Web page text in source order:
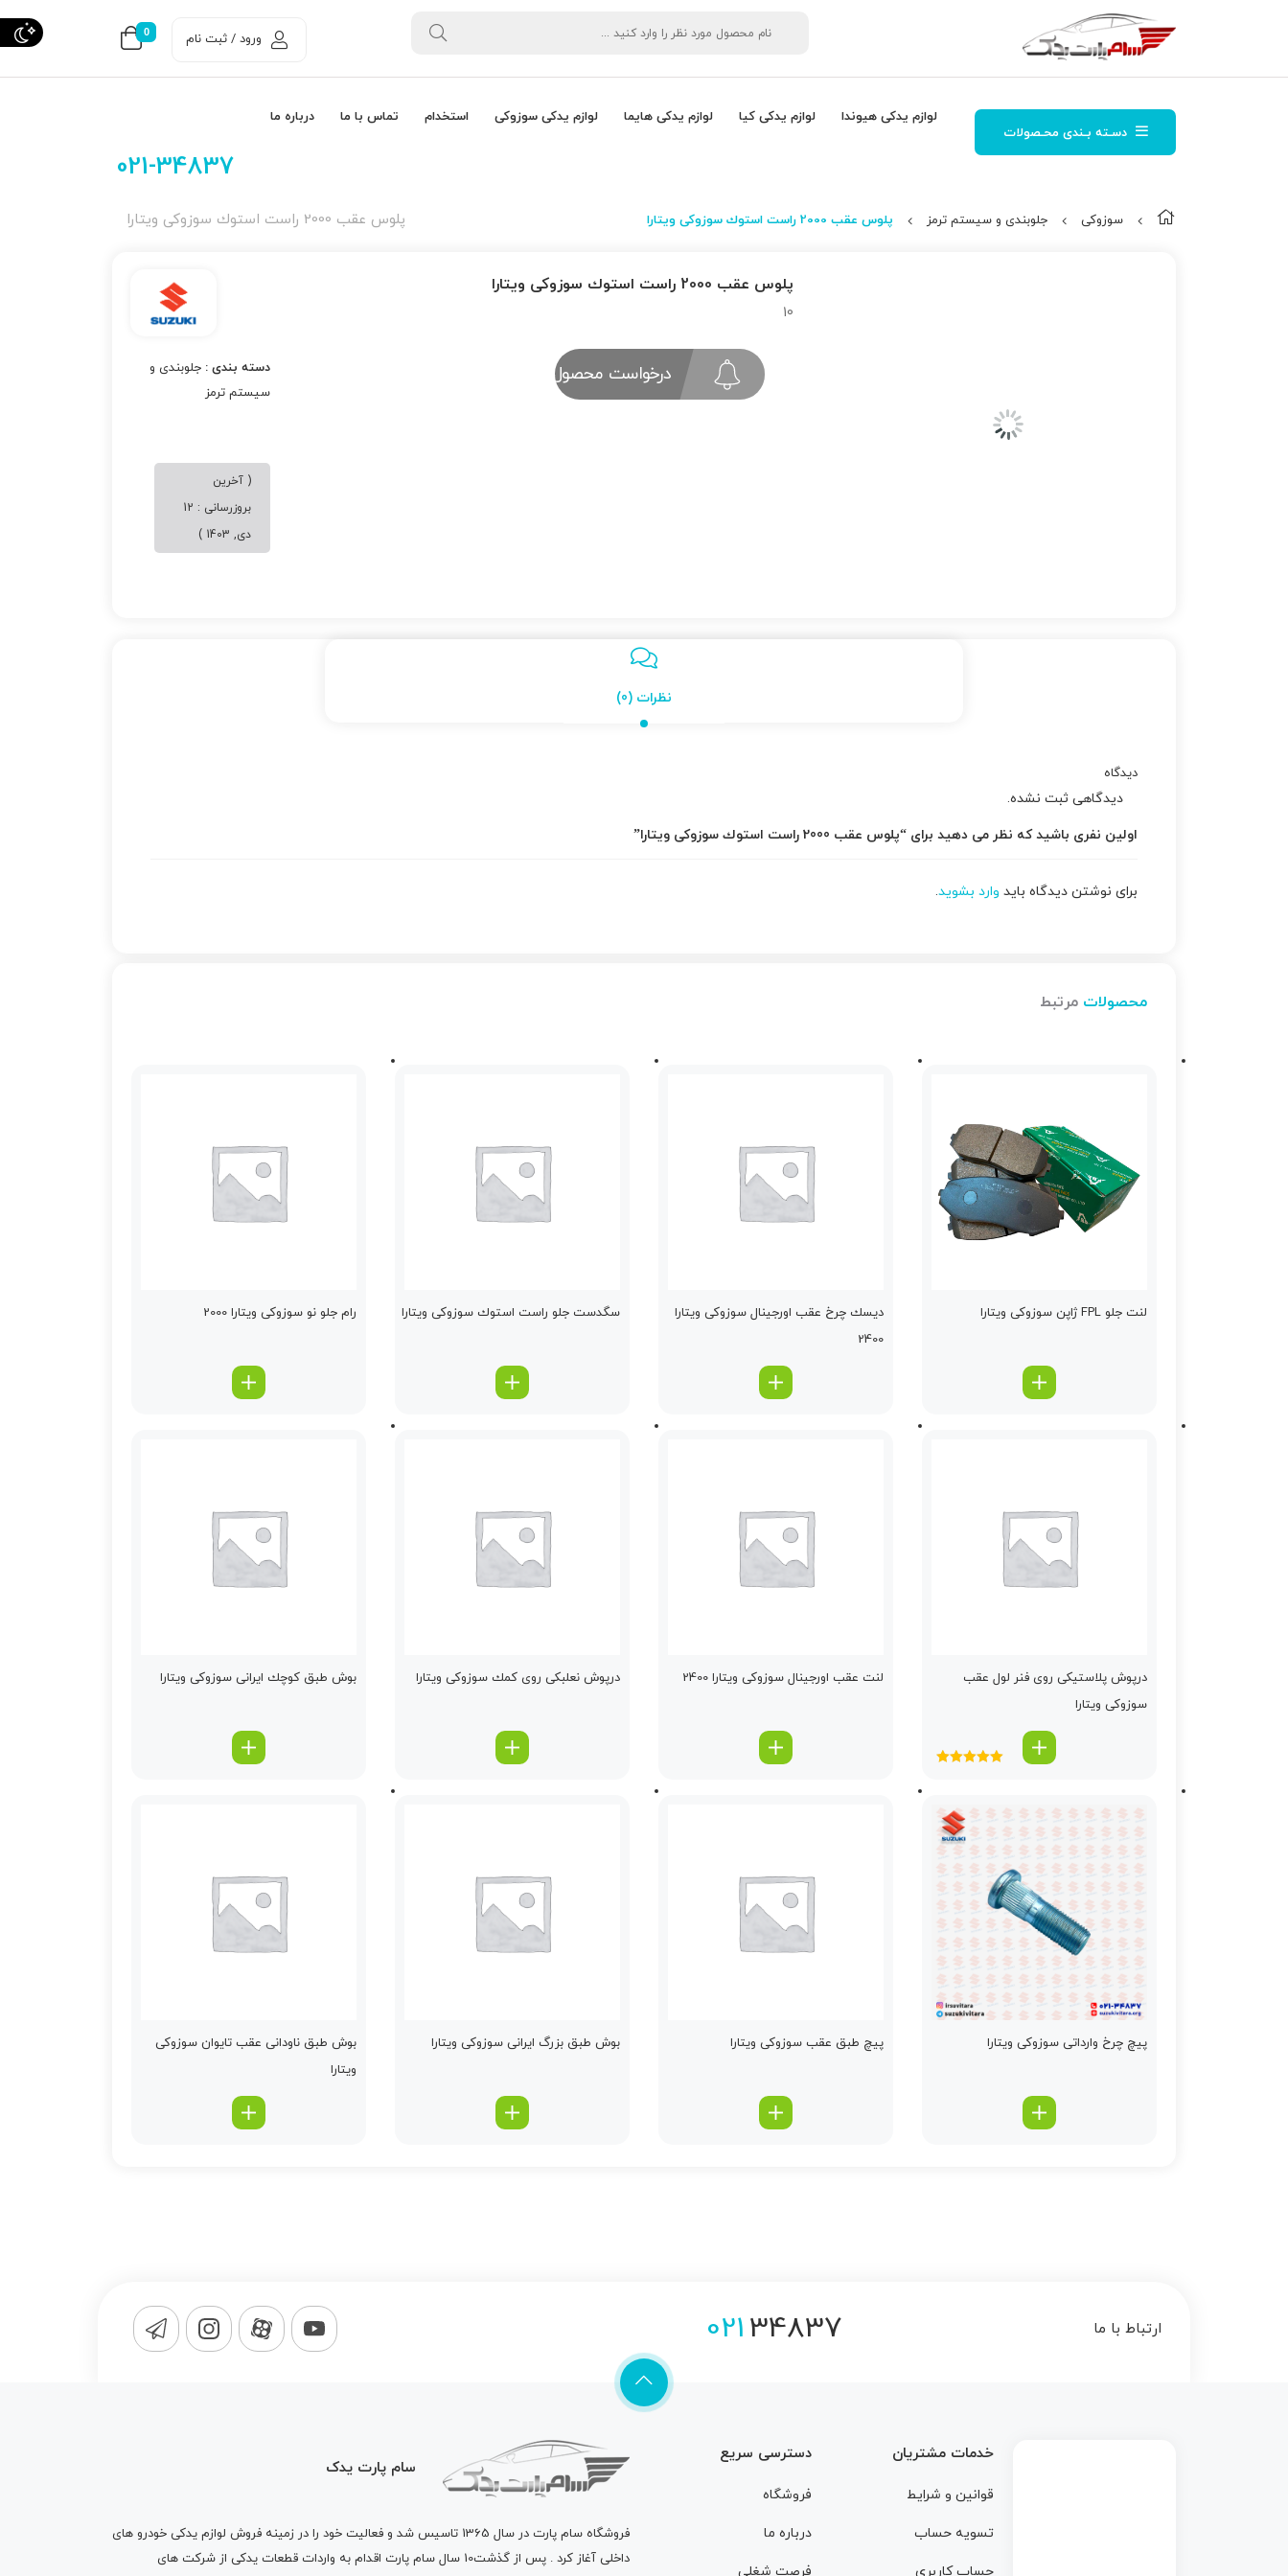
0 ورود / ثبت نام
دسـته بـندی محـصولات
لوازم یدکی هیوندا لوازم یدکی کیا لوازم یدکی هایما لوازم یدکی سوزوکی استخدام تماس با ما درباره ما
021-34837
پلوس عقب 2000 راست استوك سوزوکی ویتارا سوزوکی جلوبندی و سیستم ترمز پلوس عقب 2000 راست استوك سوزوکی ویتارا
پلوس عقب 2000 راست استوك سوزوکی ویتارا
10
درخواست محصول دسته بندی :جلوبندی و
سیستم ترمز
( آخرین
بروزرسانی : 12
دی, 1403 )
نظرات (0)
دیدگاه
دیدگاهی ثبت نشده.
اولین نفری باشید که نظر می دهید برای “پلوس عقب 2000 راست استوك سوزوکی ویتارا”
برای نوشتن دیدگاه باید وارد بشوید.
محصولات مرتبط
لنت جلو FPL ژاپن سوزوکی ویتارا
دیسك چرخ عقب اورجینال سوزوکی ویتارا
2400
سگدست جلو راست استوك سوزوکی ویتارا رام جلو نو سوزوکی ویتارا 2000
درپوش پلاستیكی روی فنر لول عقب
سوزوکی ویتارا
لنت عقب اورجینال سوزوکی ویتارا 2400 درپوش نعلبكی روی كمك سوزوکی ویتارا بوش طبق كوچك ایرانی سوزوکی ویتارا
پیچ چرخ وارداتی سوزوکی ویتارا پیچ طبق عقب سوزوکی ویتارا بوش طبق بزرگ ایرانی سوزوکی ویتارا
بوش طبق ناودانی عقب تایوان سوزوکی
ویتارا
ارتباط با ما 02134837
خدمات مشتریان
قوانین و شرایط
تسویه حساب
حساب کاربری
دسترسی سریع
فروشگاه
درباره ما
فرصت شغلی
سام پارت یدک
فروشگاه سام پارت
در سال 1365 تاسیس شد و فعالیت خود را در زمینه فروش لوازم یدکی خودرو های
داخلی آغاز کرد . پس از گذشت10 سال سام پارت اقدام به واردات قطعات یدکی از شرکت های